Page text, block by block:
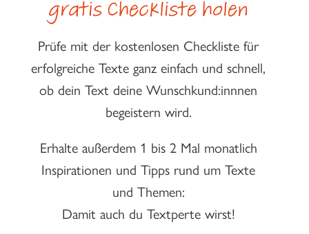
gratis Checkliste holen
Prüfe mit der kostenlosen Checkliste für
erfolgreiche Texte ganz einfach und schnell,
ob dein Text deine Wunschkund:innnen
begeistern wird.
Erhalte außerdem 1 bis 2 Mal monatlich
Inspirationen und Tipps rund um Texte
und Themen:
Damit auch du Textperte wirst!